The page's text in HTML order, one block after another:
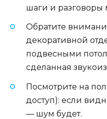
шаги и разговоры
Обратите
декоративной
подвесными
сделанная
Посмотрите на
доступ): если
— шум будет.